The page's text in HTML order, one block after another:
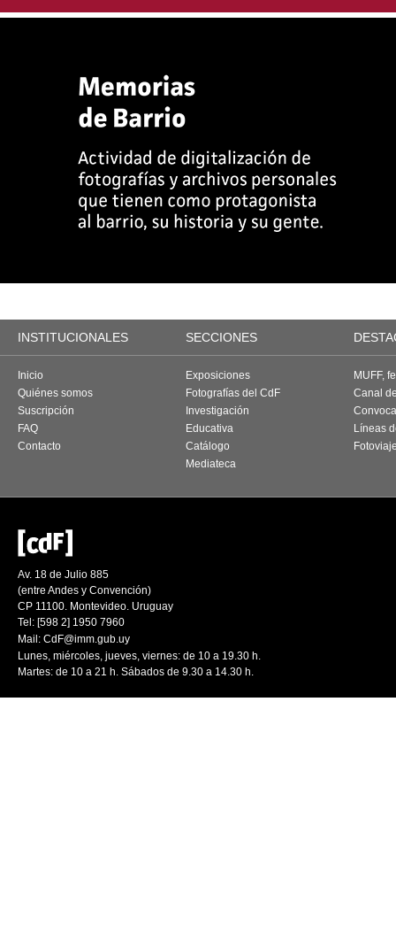
INSTITUCIONALES SECCIONES
Inicio
Quiénes somos
Suscripción
FAQ
Contacto
Exposiciones
Fotografías del CdF
Investigación
Educativa
Catálogo
Mediateca
MUFF,
Canal
Líneas
Av. 18 de Julio 885
(entre Andes y Convención)
CP 11100. Montevideo. Uruguay
Tel: [598 2] 1950 7960
Mail: CdF@imm.gub.uy
Lunes, miércoles, jueves, viernes: de 10 a 19.30 h.
Martes: de 10 a 21 h. Sábados de 9.30 a 14.30 h.